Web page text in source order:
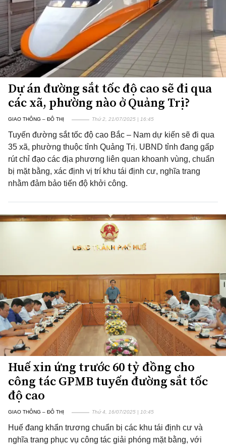
Dự án đường sắt tốc độ cao sẽ đi qua
các xã, phường nào ở Quảng Trị?
GIAO THÔNG – ĐÔ THỊ Thứ 2, 21/07/2025 | 16:45
Tuyến đường sắt tốc độ cao Bắc – Nam dự kiến sẽ đi qua
35 xã, phường thuộc tỉnh Quảng Trị. UBND tỉnh đang gấp
rút chỉ đạo các địa phương liên quan khoanh vùng, chuẩn
bị mặt bằng, xác định vị trí khu tái định cư, nghĩa trang
nhằm đảm bảo tiến độ khởi công.
Huế xin ứng trước 60 tỷ đồng cho
công tác GPMB tuyến đường sắt tốc
độ cao
GIAO THÔNG – ĐÔ THỊ Thứ 4, 16/07/2025 | 10:45
Huế đang khẩn trương chuẩn bị các khu tái định cư và
nghĩa trang phục vụ công tác giải phóng mặt bằng, với